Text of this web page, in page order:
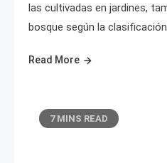
las cultivadas en jardines,
bosque según la
Read More
7 MINS READ